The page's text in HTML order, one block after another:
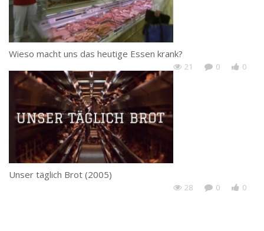
Wieso macht uns das heutige Essen krank?
21 0 0
Unser täglich Brot (2005)
28 0 0